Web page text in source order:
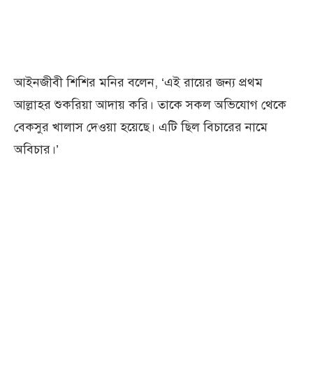
আইনজীবী শিশির মনির বলেন, ‘এই রায়ের জন্য প্রথম
আল্লাহর শুকরিয়া আদায় করি। তাকে সকল অভিযোগ থেকে
বেকসুর খালাস দেওয়া হয়েছে। এটি ছিল বিচারের নামে
অবিচার।’